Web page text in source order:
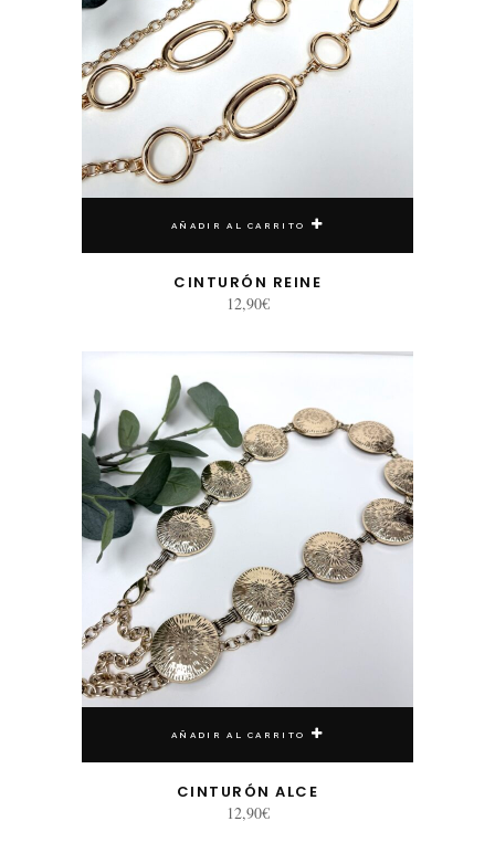
AÑADIR AL CARRITO
CINTURÓN REINE
12,90€
AÑADIR AL CARRITO
CINTURÓN ALCE
12,90€